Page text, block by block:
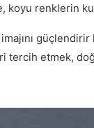
koyu renklerin
tercih etmek,